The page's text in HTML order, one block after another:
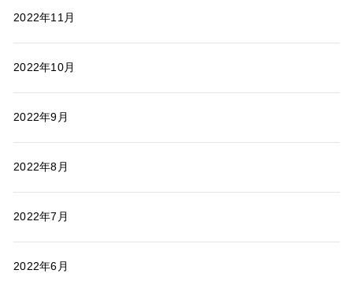
2022年11月
2022年10月
2022年9月
2022年8月
2022年7月
2022年6月